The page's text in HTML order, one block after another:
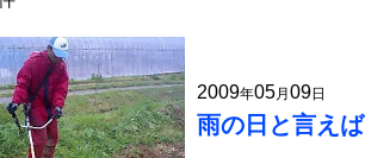
2009年05月 09日
雨の日と言えば